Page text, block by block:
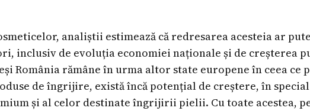
analiștii estimează că redresarea acesteia ar
inclusiv de evoluția economiei naționale și de creșterea
România rămâne în urma altor state europene în ceea ce
de îngrijire, există încă potențial de creștere, în
și al celor destinate îngrijirii pielii. Cu toate acestea,